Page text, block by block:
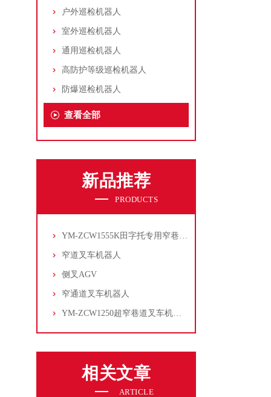
户外巡检机器人
室外巡检机器人
通用巡检机器人
高防护等级巡检机器人
防爆巡检机器人
查看全部
新品推荐
PRODUCTS
YM-ZCW1555K田字托专用窄巷道叉车机器人
窄道叉车机器人
侧叉AGV
窄通道叉车机器人
YM-ZCW1250超窄巷道叉车机器人
相关文章
ARTICLE